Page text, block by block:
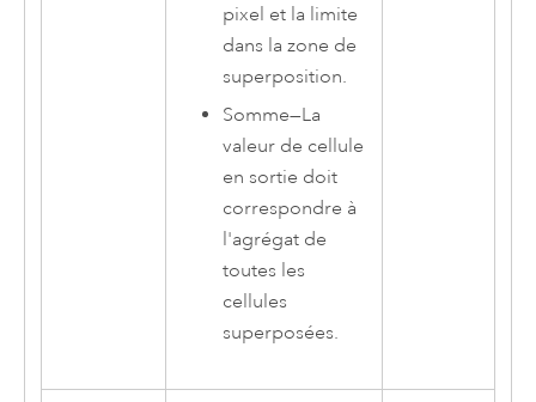
pixel et la limite
dans la zone de
superposition.
Somme—La
valeur de cellule
en sortie doit
correspondre à
l'agrégat de
toutes les
cellules
superposées.